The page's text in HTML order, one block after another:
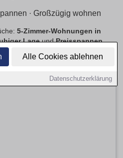
Alle Cookies ablehnen
Datenschutzerklärung
· Großzügig wohnen
5-Zimmer-Wohnungen in
LageundPreisspannen.
mit passender Ausstattung.